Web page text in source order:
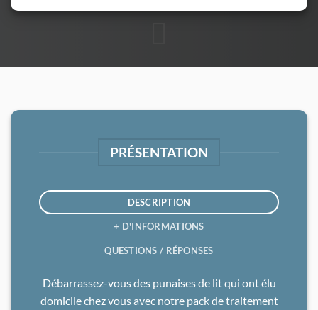
PRÉSENTATION
DESCRIPTION
+ D'INFORMATIONS
QUESTIONS / RÉPONSES
Débarrassez-vous des punaises de lit qui ont élu
domicile chez vous avec notre pack de traitement